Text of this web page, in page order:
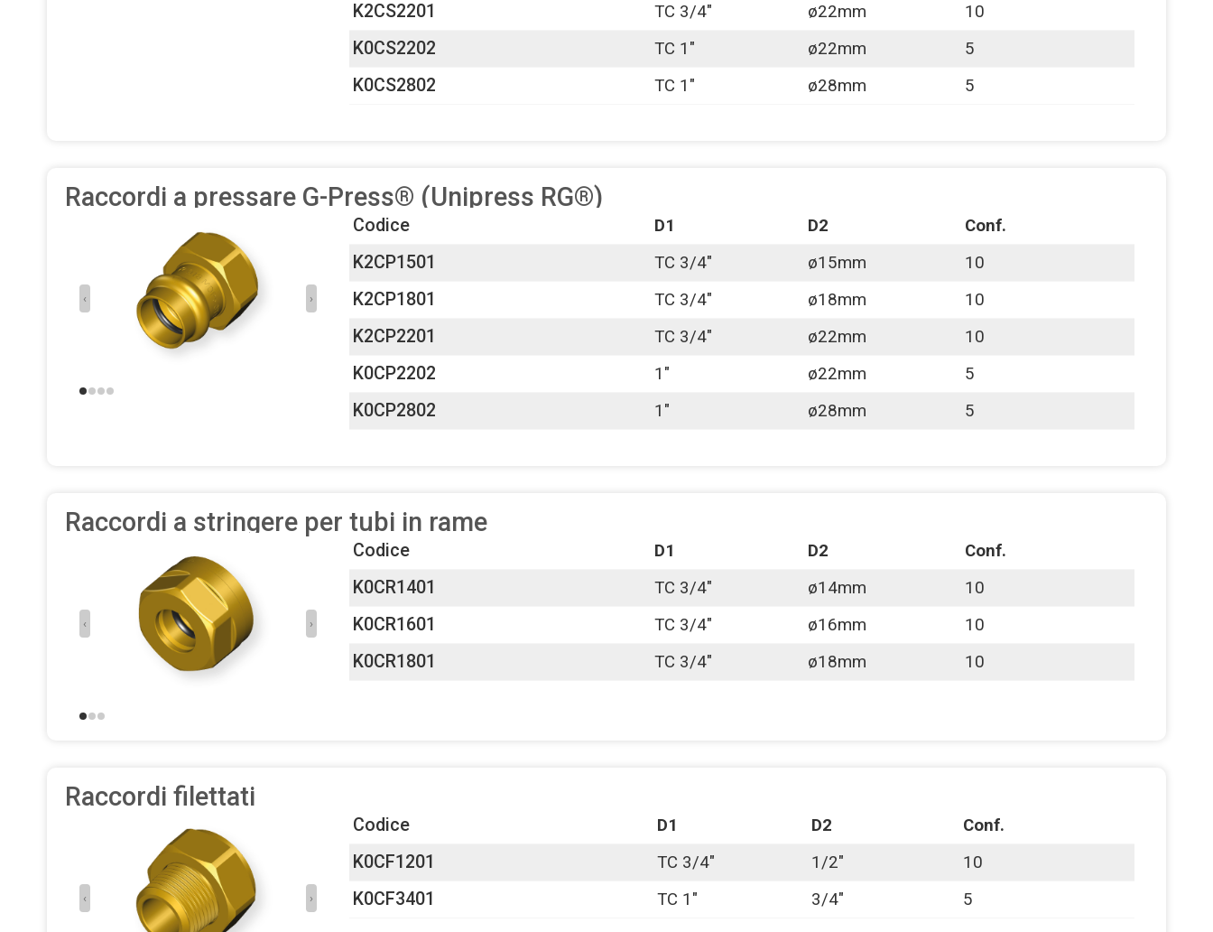
K2CS2201 TC 3/4" ø22mm 10
K0CS2202 TC 1" ø22mm 5
K0CS2802 TC 1" ø28mm 5
Raccordi a pressare G-Press® (Unipress RG®)
‹ ›
Codice D1 D2 Conf.
K2CP1501 TC 3/4" ø15mm 10
K2CP1801 TC 3/4" ø18mm 10
K2CP2201 TC 3/4" ø22mm 10
K0CP2202 1" ø22mm 5
K0CP2802 1" ø28mm 5
Raccordi a stringere per tubi in rame
‹ ›
Codice D1 D2 Conf.
K0CR1401 TC 3/4" ø14mm 10
K0CR1601 TC 3/4" ø16mm 10
K0CR1801 TC 3/4" ø18mm 10
Raccordi filettati
‹ ›
Codice D1 D2 Conf.
K0CF1201 TC 3/4" 1/2" 10
K0CF3401 TC 1" 3/4" 5